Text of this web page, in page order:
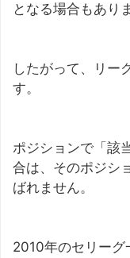
となる場合もあり
したがって、リー
す。
ポジションで「該
合は、そのポジシ
ばれません。
2010年のセリーグ